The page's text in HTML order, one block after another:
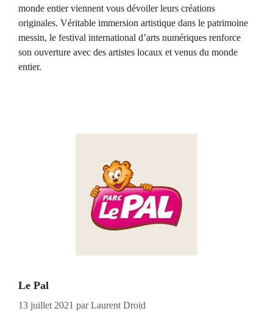
monde entier viennent vous dévoiler leurs créations
originales. Véritable immersion artistique dans le patrimoine
messin, le festival international d’arts numériques renforce
son ouverture avec des artistes locaux et venus du monde
entier.
Le Pal
13 juillet 2021 parLaurent Droid